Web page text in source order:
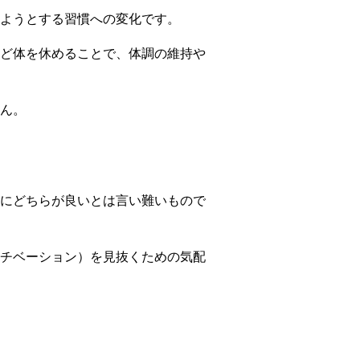
うとする習慣への変化です。
体を休めることで、体調の維持や
。
どちらが良いとは言い難いもので
ベーション）を見抜くための気配